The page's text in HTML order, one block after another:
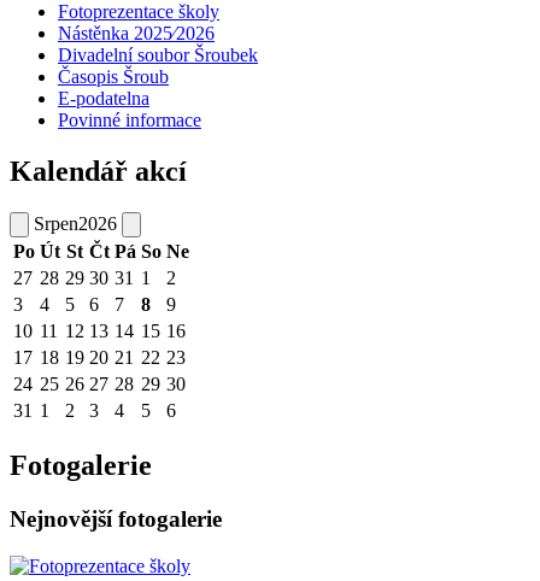
Fotoprezentace školy
Nástěnka 2025⁄2026
Divadelní soubor Šroubek
Časopis Šroub
E-podatelna
Povinné informace
Kalendář akcí
Srpen2026
Po Út St Čt Pá So Ne
27 28 29 30 31 1
2
3
4 5 6 7 8
9
10 11 12 13 14 15 16
17 18 19 20 21 22 23
24 25 26 27 28 29 30
31 1 2 3 4 5 6
Fotogalerie
Nejnovější fotogalerie